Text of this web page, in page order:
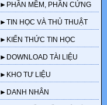
►PHẦN MỀM, PHẦN CỨNG
►TIN HỌC VÀ THỦ THUẬT
►KIẾN THỨC TIN HỌC
►DOWNLOAD TÀI LIỆU
►KHO TƯ LIỆU
►DANH NHÂN